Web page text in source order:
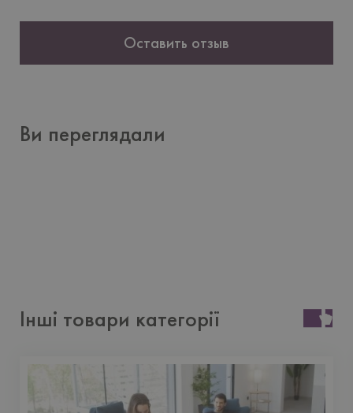
Оставить отзыв
Ви переглядали
Інші товари категорії